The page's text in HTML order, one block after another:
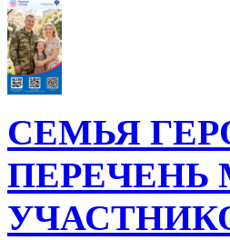
СЕМЬЯ
ПЕРЕЧЕНЬ